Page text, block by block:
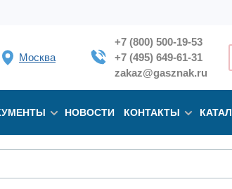
Москва
+7 (800) 500-19-53
+7 (495) 649-61-31
zakaz@gasznak.ru
НОВОСТИ КОНТАКТЫ